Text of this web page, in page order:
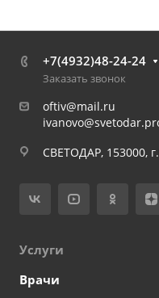
+7(4932)48-24-24
Заказать звонок
oftiv@mail.ru
СВЕТОДАР, 153000,
Услуги
Врачи